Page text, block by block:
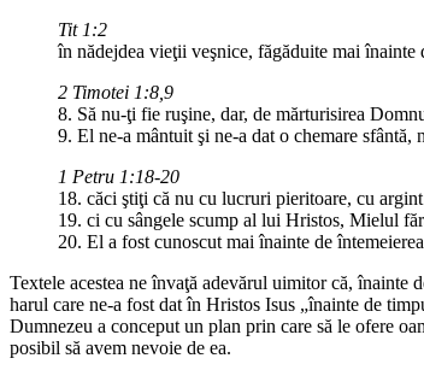
Tit 1:2
în nădejdea vieţii veşnice, făgăduite mai
2 Timotei 1:8,9
8. Să nu-ţi fie ruşine, dar, de mărturisirea
9. El ne-a mântuit şi ne-a dat o chemare
1 Petru 1:18-20
18. căci ştiţi că nu cu lucruri pieritoare, cu
19. ci cu sângele scump al lui Hristos, Mielul
20. El a fost cunoscut mai înainte de
Textele acestea ne învaţă adevărul uimitor că, înainte
harul care ne-a fost dat în Hristos Isus „înainte de
Dumnezeu a conceput un plan prin care să le ofere
posibil să avem nevoie de ea.